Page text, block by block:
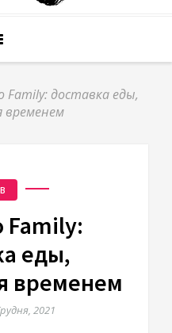
Family: доставка еды,
временем
Family:
еды,
временем
2021